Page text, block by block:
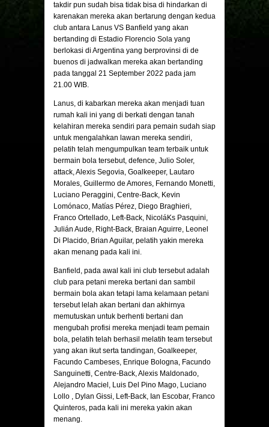
takdir pun sudah bisa tidak bisa di hindarkan di
karenakan mereka akan bertarung dengan kedua
club antara Lanus VS Banfield yang akan
bertanding di Estadio Florencio Sola yang
berlokasi di Argentina yang berprovinsi di de
buenos di jadwalkan mereka akan bertanding
pada tanggal 21 September 2022 pada jam
21.00 WIB.
Lanus, di kabarkan mereka akan menjadi tuan
rumah kali ini yang di berkati dengan tanah
kelahiran mereka sendiri para pemain sudah siap
untuk mengalahkan lawan mereka sendiri,
pelatih telah mengumpulkan team terbaik untuk
bermain bola tersebut, defence, Julio Soler,
attack, Alexis Segovia, Goalkeeper, Lautaro
Morales, Guillermo de Amores, Fernando Monetti,
Luciano Peraggini, Centre-Back, Kevin
Lomónaco, Matías Pérez, Diego Braghieri,
Franco Ortellado, Left-Back, NicoláKs Pasquini,
Julián Aude, Right-Back, Braian Aguirre, Leonel
Di Placido, Brian Aguilar, pelatih yakin mereka
akan menang pada kali ini.
Banfield , pada awal kali ini club tersebut adalah
club para petani mereka bertani dan sambil
bermain bola akan tetapi lama kelamaan petani
tersebut lelah akan bertani dan akhirnya
memutuskan untuk berhenti bertani dan
mengubah profisi mereka menjadi team pemain
bola, pelatih telah berhasil melatih team tersebut
yang akan ikut serta tandingan, Goalkeeper,
Facundo Cambeses, Enrique Bologna, Facundo
Sanguinetti, Centre-Back, Alexis Maldonado,
Alejandro Maciel, Luis Del Pino Mago, Luciano
Lollo , Dylan Gissi, Left-Back, Ian Escobar, Franco
Quinteros, pada kali ini mereka yakin akan
menang.